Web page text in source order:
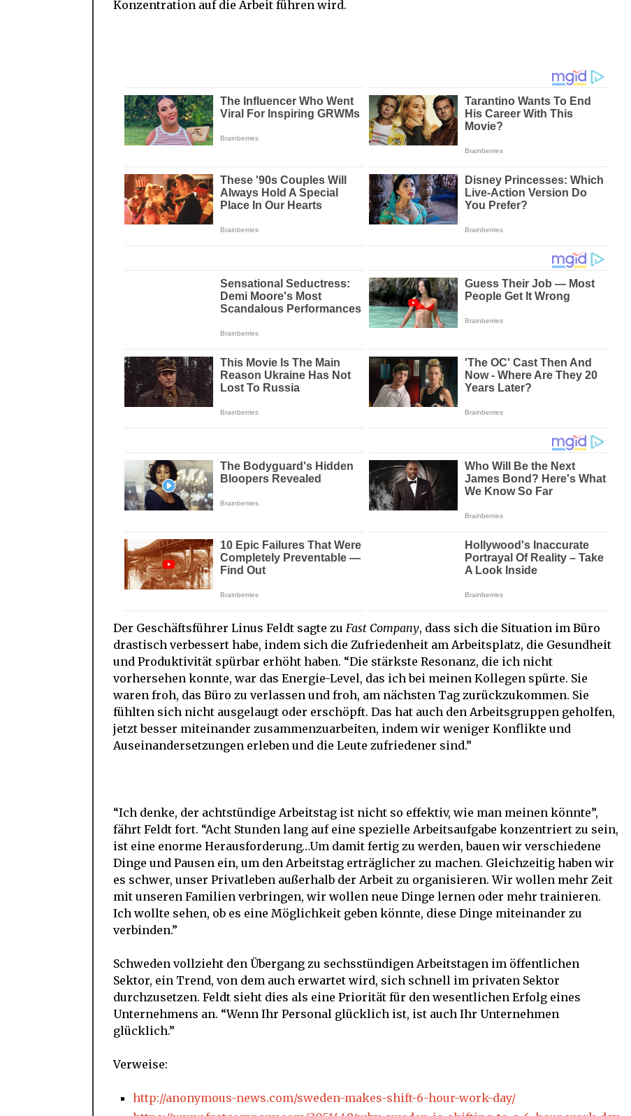
Konzentration auf die Arbeit führen wird.
Der Geschäftsführer Linus Feldt sagte zu Fast Company, dass sich die Situation im Büro
drastisch verbessert habe, indem sich die Zufriedenheit am Arbeitsplatz, die Gesundheit
und Produktivität spürbar erhöht haben. “Die stärkste Resonanz, die ich nicht
vorhersehen konnte, war das Energie-Level, das ich bei meinen Kollegen spürte. Sie
waren froh, das Büro zu verlassen und froh, am nächsten Tag zurückzukommen. Sie
fühlten sich nicht ausgelaugt oder erschöpft. Das hat auch den Arbeitsgruppen geholfen,
jetzt besser miteinander zusammenzuarbeiten, indem wir weniger Konflikte und
Auseinandersetzungen erleben und die Leute zufriedener sind.”
“Ich denke, der achtstündige Arbeitstag ist nicht so effektiv, wie man meinen könnte”,
fährt Feldt fort. “Acht Stunden lang auf eine spezielle Arbeitsaufgabe konzentriert zu sein,
ist eine enorme Herausforderung…Um damit fertig zu werden, bauen wir verschiedene
Dinge und Pausen ein, um den Arbeitstag erträglicher zu machen. Gleichzeitig haben wir
es schwer, unser Privatleben außerhalb der Arbeit zu organisieren. Wir wollen mehr Zeit
mit unseren Familien verbringen, wir wollen neue Dinge lernen oder mehr trainieren.
Ich wollte sehen, ob es eine Möglichkeit geben könnte, diese Dinge miteinander zu
verbinden.”
Schweden vollzieht den Übergang zu sechsstündigen Arbeitstagen im öffentlichen
Sektor, ein Trend, von dem auch erwartet wird, sich schnell im privaten Sektor
durchzusetzen. Feldt sieht dies als eine Priorität für den wesentlichen Erfolg eines
Unternehmens an. “Wenn Ihr Personal glücklich ist, ist auch Ihr Unternehmen
glücklich.”
Verweise:
http://anonymous-news.com/sweden-makes-shift-6-hour-work-day/